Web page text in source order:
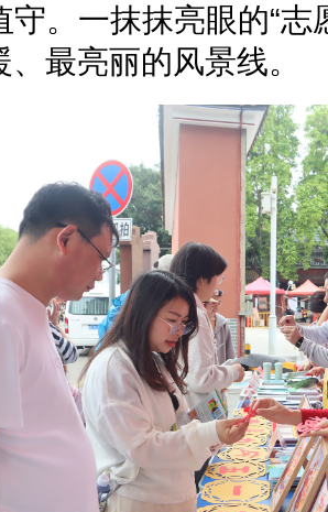
守。一抹抹亮眼的“志
、最亮丽的风景线。